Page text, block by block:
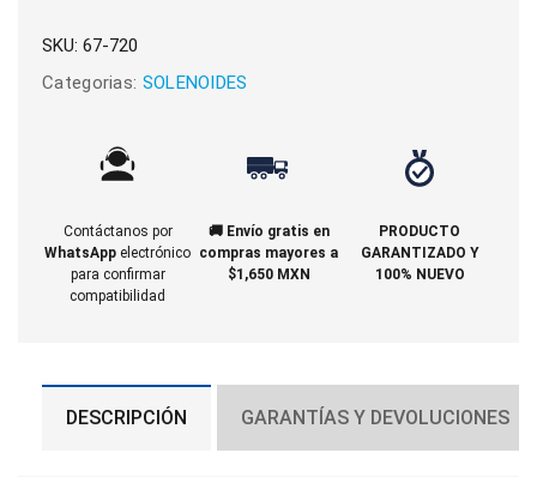
SKU: 67-720
Categorias: SOLENOIDES
Contáctanos por
WhatsApp electrónico
para confirmar
compatibilidad
🚚 Envío gratis en
compras mayores a
$1,650 MXN
PRODUCTO
GARANTIZADO Y
100% NUEVO
DESCRIPCIÓN GARANTÍAS Y DEVOLUCIONES